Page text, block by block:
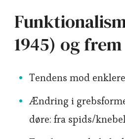
1945) og frem
Tendens mod
Ændring i
døre: fra spids/